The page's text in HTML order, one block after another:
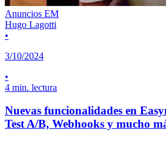
Anuncios EM
Hugo Lagotti
•
3/10/2024
•
4 min. lectura
Nuevas funcionalidades en
Test A/B, Webhooks y mucho